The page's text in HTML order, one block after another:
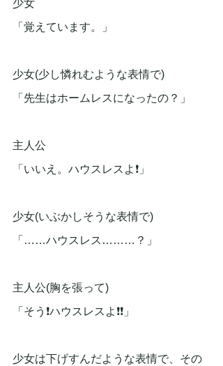
少女
「覚えています。」
少女(少し憐れむような表情で)
「先生はホームレスになったの？」
主人公
「いいえ。ハウスレスよ❗」
少女(いぶかしそうな表情で)
「……ハウスレス………？」
主人公(胸を張って)
「そう❗ハウスレスよ❗❗」
少女は下げすんだような表情で、その